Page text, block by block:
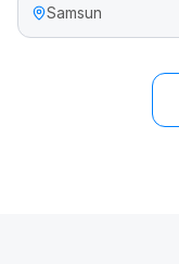
Samsun